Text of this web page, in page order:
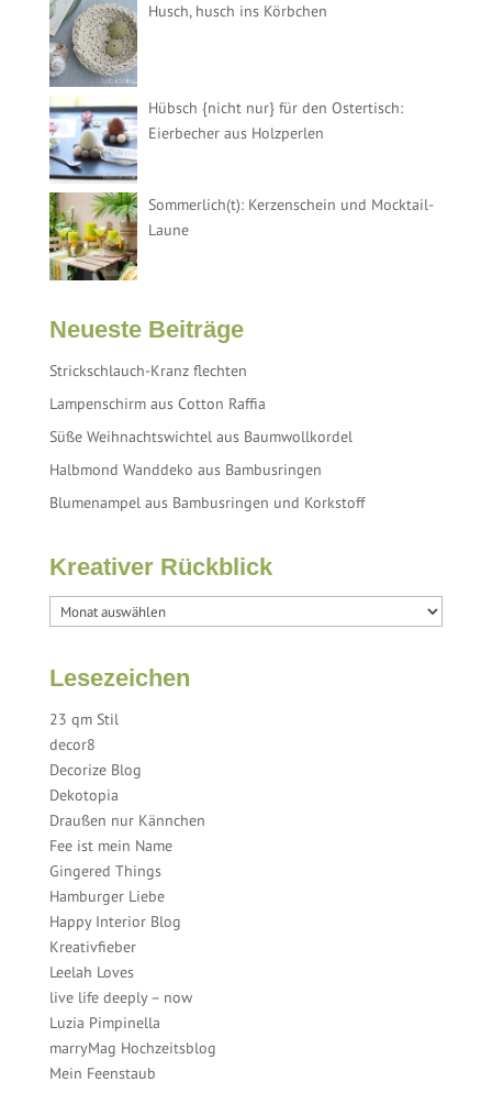
Husch, husch ins Körbchen
Hübsch {nicht nur} für den Ostertisch:
Eierbecher aus Holzperlen
Sommerlich(t): Kerzenschein und Mocktail-
Laune
Neueste Beiträge
Strickschlauch-Kranz flechten
Lampenschirm aus Cotton Raffia
Süße Weihnachtswichtel aus Baumwollkordel
Halbmond Wanddeko aus Bambusringen
Blumenampel aus Bambusringen und Korkstoff
Kreativer Rückblick
Lesezeichen
23 qm Stil
decor8
Decorize Blog
Dekotopia
Draußen nur Kännchen
Fee ist mein Name
Gingered Things
Hamburger Liebe
Happy Interior Blog
Kreativfieber
Leelah Loves
live life deeply – now
Luzia Pimpinella
marryMag Hochzeitsblog
Mein Feenstaub